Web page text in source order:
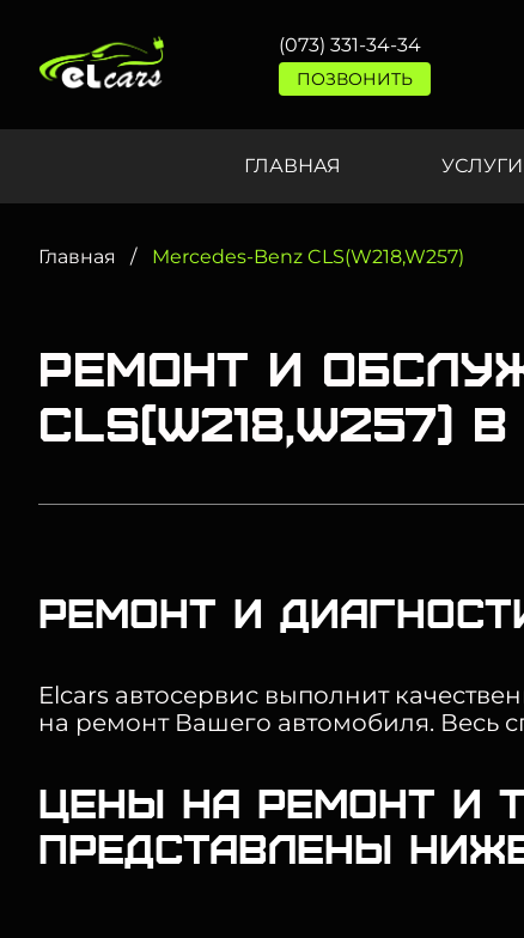
(073) 331-34-34
ПОЗВОНИТЬ
ГЛАВНАЯ УСЛУГИ
Главная Mercedes-Benz CLS(W218,W257)
Ремонт и
Ремонт и
Elcars автосервис выполнит
на ремонт Вашего автомобиля. Весь
Цены на ремонт и
представлены